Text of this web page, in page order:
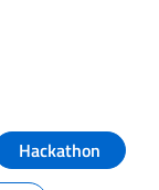
Hackathon